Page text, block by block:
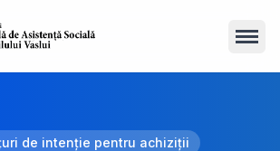
de intenție pentru achiziții